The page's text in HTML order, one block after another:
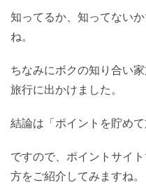
知ってるか、知ってない
ね。
ちなみにボクの知り合い
旅行に出かけました。
結論は「ポイントを貯め
ですので、ポイントサイ
方をご紹介してみますね。